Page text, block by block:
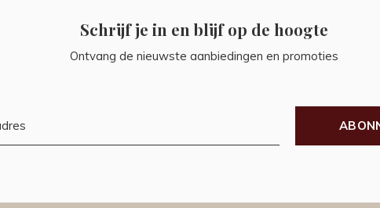
Schrijf je in en blijf op de hoogte
Ontvang de nieuwste aanbiedingen en promoties